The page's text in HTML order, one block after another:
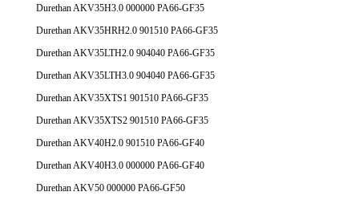
Durethan AKV35H3.0 000000 PA66-GF35
Durethan AKV35HRH2.0 901510 PA66-GF35
Durethan AKV35LTH2.0 904040 PA66-GF35
Durethan AKV35LTH3.0 904040 PA66-GF35
Durethan AKV35XTS1 901510 PA66-GF35
Durethan AKV35XTS2 901510 PA66-GF35
Durethan AKV40H2.0 901510 PA66-GF40
Durethan AKV40H3.0 000000 PA66-GF40
Durethan AKV50 000000 PA66-GF50